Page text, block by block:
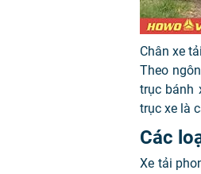
Chân xe
Theo
trục bánh
trục xe là
Các
Xe tải